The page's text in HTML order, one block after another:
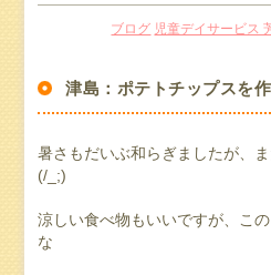
ブログ 児童デイサービス
津島：ポテトチップスを作
暑さもだいぶ和らぎましたが、
(/_;)
涼しい食べ物もいいですが、こ
な